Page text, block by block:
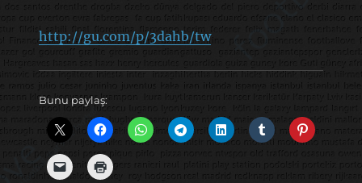
http://gu.com/p/3dahb/tw
Bunu paylaş: